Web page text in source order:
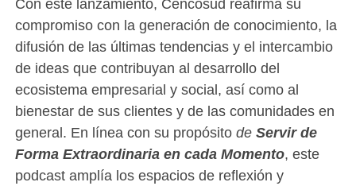
Con este lanzamiento, Cencosud reafirma su
compromiso con la generación de conocimiento, la
difusión de las últimas tendencias y el intercambio
de ideas que contribuyan al desarrollo del
ecosistema empresarial y social, así como al
bienestar de sus clientes y de las comunidades en
general. En línea con su propósito de Servir de
Forma Extraordinaria en cada Momento, este
podcast amplía los espacios de reflexión y